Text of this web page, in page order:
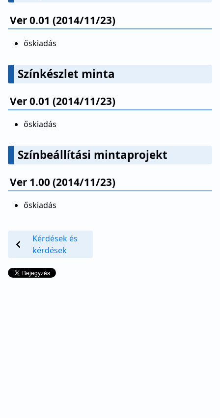
Ver 0.01 (2014/11/23)
őskiadás
Színkészlet minta
Ver 0.01 (2014/11/23)
őskiadás
Színbeállítási mintaprojekt
Ver 1.00 (2014/11/23)
őskiadás
Kérdések és
kérdések